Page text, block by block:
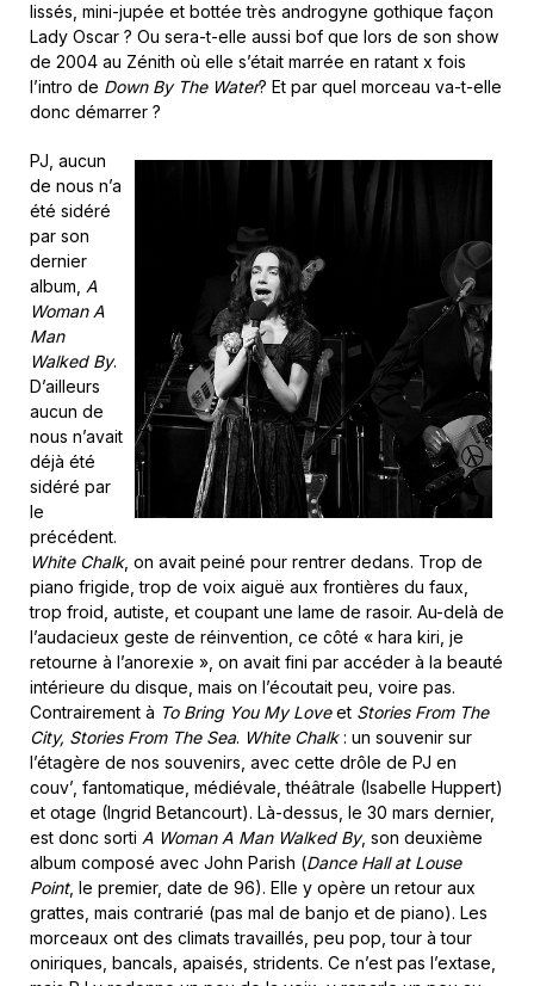
lissés, mini-jupée et bottée très androgyne gothique façon
Lady Oscar ? Ou sera-t-elle aussi bof que lors de son show
de 2004 au Zénith où elle s’était marrée en ratant x fois
l’intro de Down By The Water? Et par quel morceau va-t-elle
donc démarrer ?
PJ, aucun
de nous n’a
été sidéré
par son
dernier
album, A
Woman A
Man
Walked By.
D’ailleurs
aucun de
nous n’avait
déjà été
sidéré par
le
précédent.
White Chalk, on avait peiné pour rentrer dedans. Trop de
piano frigide, trop de voix aiguë aux frontières du faux,
trop froid, autiste, et coupant une lame de rasoir. Au-delà de
l’audacieux geste de réinvention, ce côté « hara kiri, je
retourne à l’anorexie », on avait fini par accéder à la beauté
intérieure du disque, mais on l’écoutait peu, voire pas.
Contrairement à To Bring You My Loveet Stories From The
City, Stories From The Sea. White Chalk: un souvenir sur
l’étagère de nos souvenirs, avec cette drôle de PJ en
couv’, fantomatique, médiévale, théâtrale (Isabelle Huppert)
et otage (Ingrid Betancourt). Là-dessus, le 30 mars dernier,
est donc sorti A Woman A Man Walked By, son deuxième
album composé avec John Parish (Dance Hall at Louse
Point, le premier, date de 96). Elle y opère un retour aux
grattes, mais contrarié (pas mal de banjo et de piano). Les
morceaux ont des climats travaillés, peu pop, tour à tour
oniriques, bancals, apaisés, stridents. Ce n’est pas l’extase,